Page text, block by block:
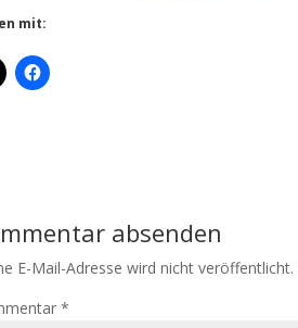
mit:
absenden
E-Mail-Adresse wird nicht veröffentlicht.
*